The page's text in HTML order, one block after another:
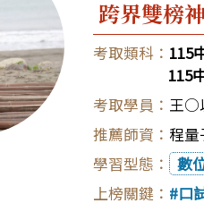
跨界雙榜
115
115
王○
程
數
口